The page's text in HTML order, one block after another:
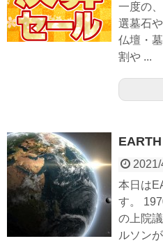
一度の
選墓石
仏壇・
割や ...
EARTH
2021/
本日は
す。
の上院
ルソン